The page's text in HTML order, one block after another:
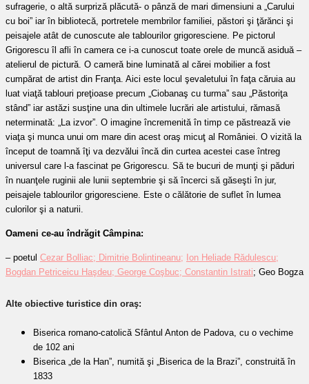
sufragerie, o altă surpriză plăcută- o pânză de mari dimensiuni a „Carului
cu boi” iar în bibliotecă, portretele membrilor familiei, păstori şi ţărănci şi
peisajele atât de cunoscute ale tablourilor grigoresciene.
Pe pictorul
Grigorescu îl afli în camera ce i-a cunoscut toate orele de muncă asiduă –
atelierul de pictură. O cameră bine luminată al cărei mobilier a fost
cumpărat de artist din Franţa. Aici este locul şevaletului în faţa căruia au
luat viaţă tablouri preţioase precum „Ciobanaş cu turma” sau „Păstoriţa
stând” iar astăzi susţine una din ultimele lucrări ale artistului, rămasă
neterminată: „La izvor”. O imagine încremenită în timp ce păstrează vie
viaţa şi munca unui om mare din acest oraş micuţ al României. O vizită la
început de toamnă îţi va dezvălui încă din curtea acestei case întreg
universul care l-a fascinat pe Grigorescu. Să te bucuri de munţi şi păduri
în nuanţele ruginii ale lunii septembrie şi să încerci să găseşti în jur,
peisajele tablourilor grigoresciene.
Este o călătorie de suflet în lumea
culorilor şi a naturii.
Oameni ce-au îndrăgit Câmpina:
– poetul Cezar Bolliac; Dimitrie Bolintineanu; Ion Heliade Rădulescu;
Bogdan Petriceicu Haşdeu; George Coşbuc; Constantin Istrati; Geo Bogza
Alte obiective turistice din oraş:
Biserica romano-catolică Sfântul Anton de Padova, cu o vechime
de 102 ani
Biserica „de la Han”, numită şi „Biserica de la Brazi”, construită în
1833